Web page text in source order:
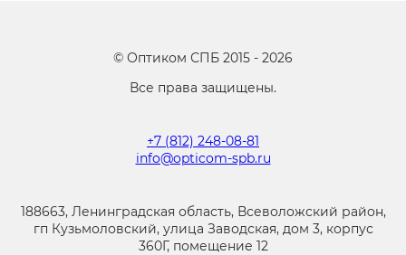
© Оптиком СПБ 2015 - 2026
Все права защищены.
+7 (812) 248-08-81
info@opticom-spb.ru
188663, Ленинградская область, Всеволожский район,
гп Кузьмоловский, улица Заводская, дом 3, корпус
360Г, помещение 12